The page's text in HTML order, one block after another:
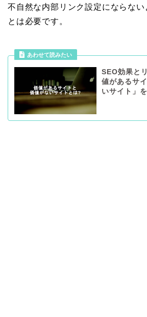
不自然な内部リンク設定にならない
とは必要です。
あわせて読みたい
SEO効果と
値があるサ
いサイト」